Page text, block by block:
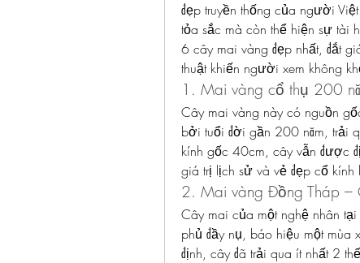
đẹp truyền thống của người Việt.
tỏa sắc mà còn thể hiện sự tài
6 cây mai vàng đẹp nhất, đắt
thuật khiến người xem không
1. Mai vàng cổ thụ 200
Cây mai vàng này có nguồn
bởi tuổi đời gần 200 năm, trải
kính gốc 40cm, cây vẫn được
giá trị lịch sử và vẻ đẹp cổ
2. Mai vàng Đồng Tháp –
Cây mai của một nghệ nhân
phủ đầy nụ, báo hiệu một
định, cây đã trải qua ít nhất 2